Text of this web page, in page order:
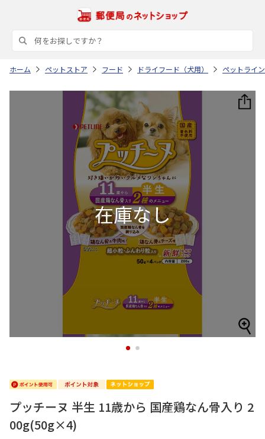
ホーム ペットストア フード ドライフード（犬用） ペットライン
1 2
プッチーヌ 半生 11歳から 国産鶏なん骨入り 2
00g(50g×4)